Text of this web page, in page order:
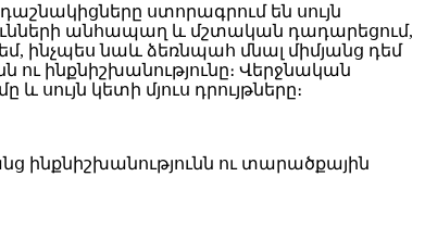
ստորագրում են սույն
անհապաղ և մշտական դադարեցում,
ինչպես նաև ձեռնպահ մնալ միմյանց դեմ
ինքնիշխանությունը։ Վերջնական
կետի մյուս դրույթները։
ինքնիշխանությունն ու տարածքային